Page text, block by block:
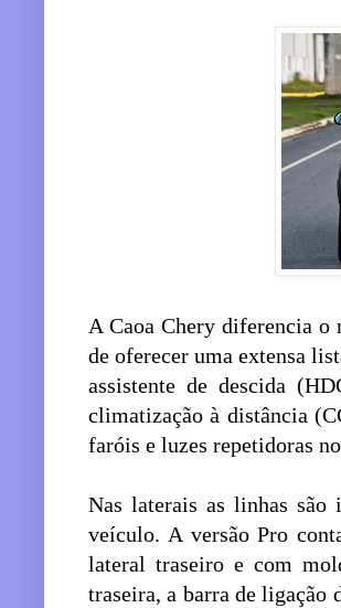
A Caoa Chery diferencia o
de oferecer uma extensa
assistente de descida
climatização à distância
faróis e luzes repetidoras
Nas laterais as linhas são
veículo. A versão Pro
lateral traseiro e com
traseira, a barra de ligação